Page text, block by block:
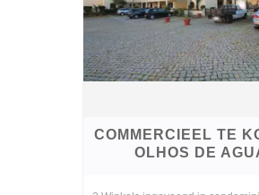
COMMERCIEEL TE
OLHOS DE